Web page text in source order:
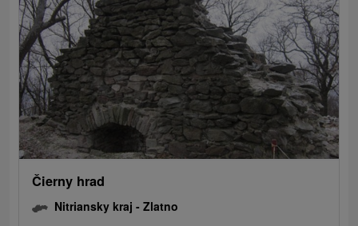
Čierny hrad
Nitriansky kraj -Zlatno